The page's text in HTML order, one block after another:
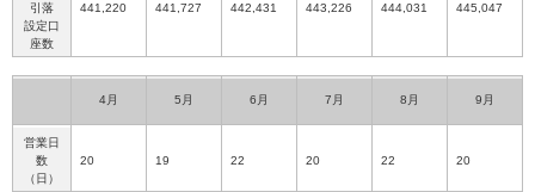
引落
設定口
座数
441,220 441,727 442,431 443,226 444,031 445,047
4月 5月 6月 7月 8月 9月
営業日
数
（日）
20 19 22 20 22 20